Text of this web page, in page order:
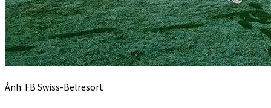
Ảnh: FB Swiss-Belresort